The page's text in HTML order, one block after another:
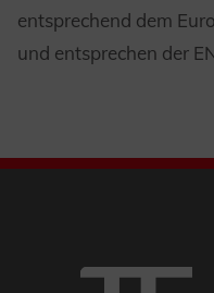
entsprechend dem
und entsprechen der